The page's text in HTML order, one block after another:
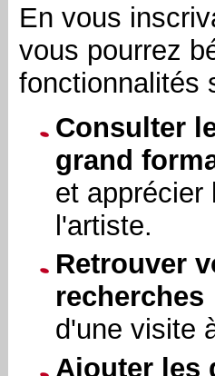
En vous
vous pourrez
fonctionnalités
Consulter
grand
et apprécier
l'artiste.
Retrouver
recherches
d'une visite
Ajouter les